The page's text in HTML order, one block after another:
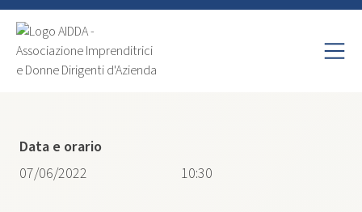
Data e orario
07/06/2022
10:30